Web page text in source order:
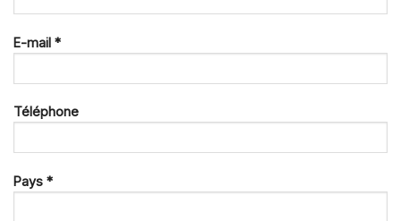
E-mail *
Téléphone
Pays *